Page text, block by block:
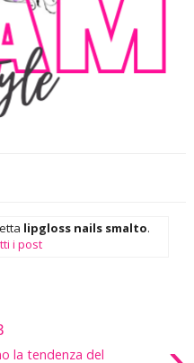
lipgloss nails smalto.
i post
la tendenza del